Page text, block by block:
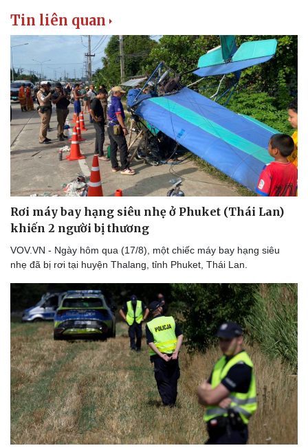
Thể thao
Bóng đá
Lịch thi đấu bóng đá
Ô tô - Xe máy
Ô tô
Xe máy
Tin liên quan
Rơi máy bay hạng siêu nhẹ ở Phuket (Thái Lan)
khiến 2 người bị thương
VOV.VN - Ngày hôm qua (17/8), một chiếc máy bay hạng siêu
nhẹ đã bị rơi tại huyện Thalang, tỉnh Phuket, Thái Lan.